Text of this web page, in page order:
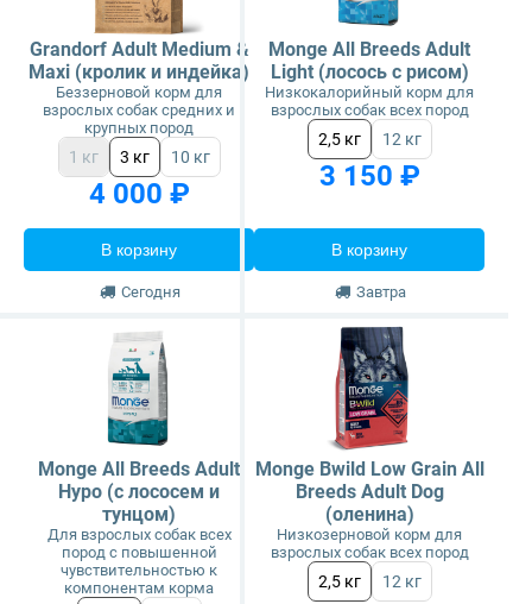
Grandorf Adult Medium &
Maxi (кролик и индейка)
Беззерновой корм для
взрослых собак средних и
крупных пород
1 кг 3 кг 10 кг
4 000 ₽
В корзину
Сегодня
Monge All Breeds Adult
Light (лосось с рисом)
Низкокалорийный корм для
взрослых собак всех пород
2,5 кг 12 кг
3 150 ₽
В корзину
Завтра
Monge All Breeds Adult
Hypo (с лососем и
тунцом)
Для взрослых собак всех
пород с повышенной
чувствительностью к
компонентам корма
Monge Bwild Low Grain All
Breeds Adult Dog
(оленина)
Низкозерновой корм для
взрослых собак всех пород
2,5 кг 12 кг